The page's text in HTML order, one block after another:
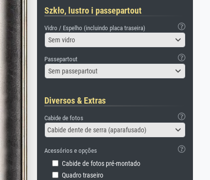
Szkło, lustro i passepartout
Vidro / Espelho (incluindo placa traseira)
Sem vidro
Passepartout
Sem passepartout
Diversos & Extras
Cabide de fotos
Cabide dente de serra (aparafusado)
Acessórios e opções
Cabide de fotos pré-montado
Quadro traseiro